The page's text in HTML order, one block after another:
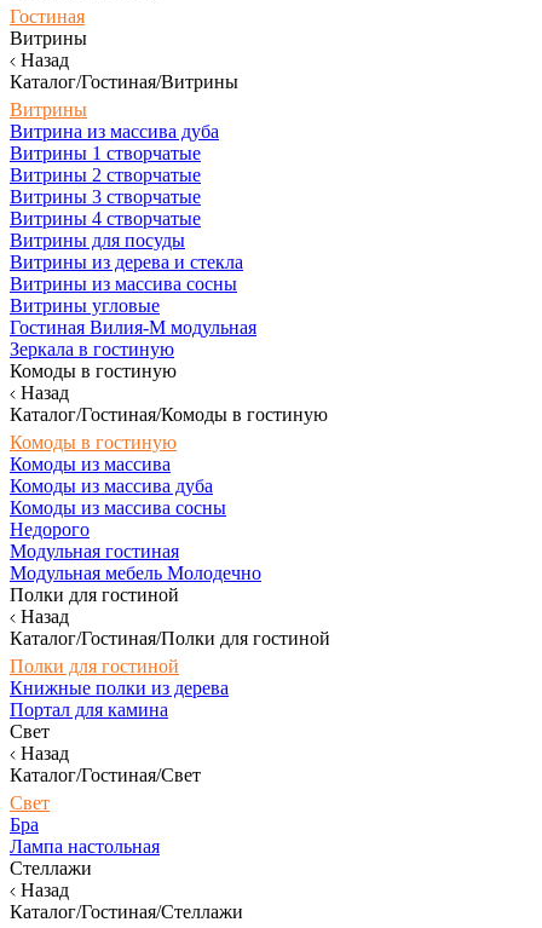
Гостиная
Витрины
Назад
Каталог/Гостиная/Витрины
Витрины
Витрина из массива дуба
Витрины 1 створчатые
Витрины 2 створчатые
Витрины 3 створчатые
Витрины 4 створчатые
Витрины для посуды
Витрины из дерева и стекла
Витрины из массива сосны
Витрины угловые
Гостиная Вилия-М модульная
Зеркала в гостиную
Комоды в гостиную
Назад
Каталог/Гостиная/Комоды в гостиную
Комоды в гостиную
Комоды из массива
Комоды из массива дуба
Комоды из массива сосны
Недорого
Модульная гостиная
Модульная мебель Молодечно
Полки для гостиной
Назад
Каталог/Гостиная/Полки для гостиной
Полки для гостиной
Книжные полки из дерева
Портал для камина
Свет
Назад
Каталог/Гостиная/Свет
Свет
Бра
Лампа настольная
Стеллажи
Назад
Каталог/Гостиная/Стеллажи